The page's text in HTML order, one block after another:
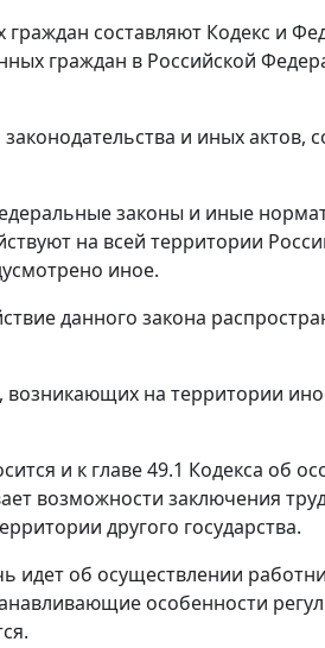
составляют Кодекс и
граждан в Российской
законодательства и иных
законы и иные
на всей территории
иное.
данного закона
на территории
и к главе 49.1 Кодекса об
возможности заключения
другого государства.
об осуществлении
особенности